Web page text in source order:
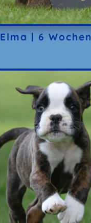
Elma | 6 Wochen